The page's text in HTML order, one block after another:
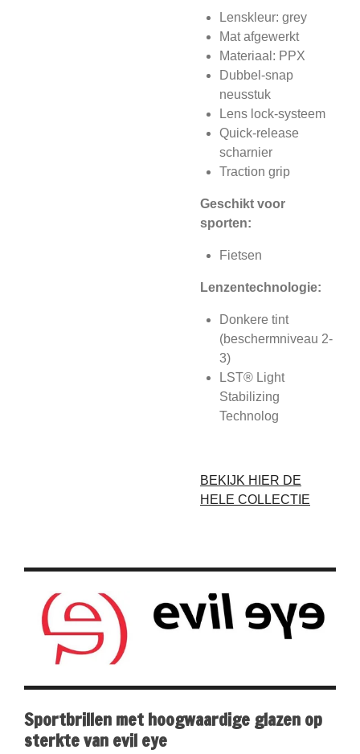
Lenskleur: grey
Mat afgewerkt
Materiaal: PPX
Dubbel-snap
neusstuk
Lens lock-systeem
Quick-release
scharnier
Traction grip
Geschikt voor
sporten:
Fietsen
Lenzentechnologie:
Donkere tint
(beschermniveau 2-
3)
LST® Light
Stabilizing
Technolog
BEKIJK HIER DE
HELE COLLECTIE
Sportbrillen met hoogwaardige glazen op
sterkte van evil eye